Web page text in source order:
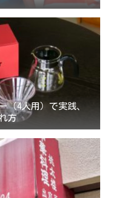
（4人用）で実践、
方